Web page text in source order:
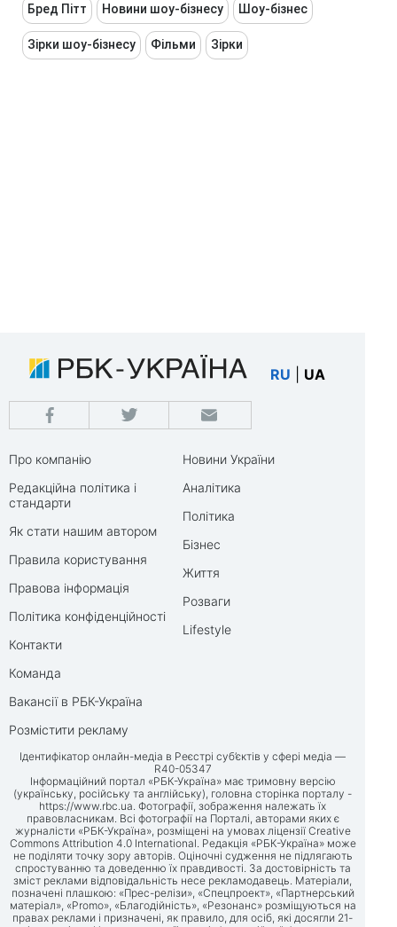
Бред Пітт Новини шоу-бізнесу Шоу-бізнес
Зірки шоу-бізнесу Фільми Зірки
RU UA
Про компанію
Редакційна політика і
стандарти
Як стати нашим автором
Правила користування
Правова інформація
Політика конфіденційності
Контакти
Команда
Вакансії в РБК-Україна
Розмістити рекламу
Новини України
Аналітика
Політика
Бізнес
Життя
Розваги
Lifestyle
Ідентифікатор онлайн-медіа в Реєстрі суб’єктів у сфері медіа —
R40-05347
Інформаційний портал «РБК-Україна» має тримовну версію
(українську, російську та англійську), головна сторінка порталу -
https://www.rbc.ua . Фотографії, зображення належать їх
правовласникам. Всі фотографії на Порталі, авторами яких є
журналісти «РБК-Україна», розміщені на умовах ліцензії Creative
Commons Attribution 4.0 International. Редакція «РБК-Україна» може
не поділяти точку зору авторів. Оціночні судження не підлягають
спростуванню та доведенню їх правдивості. За достовірність та
зміст реклами відповідальність несе рекламодавець. Матеріали,
позначені плашкою: «Прес-релізи», «Спецпроект», «Партнерський
матеріал», «Promo», «Благодійність», «Резонанс» розміщуються на
правах реклами і призначені, як правило, для осіб, які досягли 21-